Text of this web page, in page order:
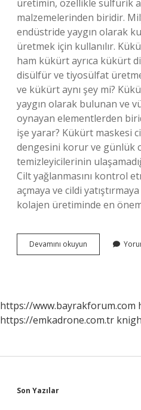
üretimin, özellikle sülfürik
malzemelerinden biridir.
endüstride yaygın olarak
üretmek için kullanılır.
ham kükürt ayrıca kükürt
disülfür ve tiyosülfat
ve kükürt aynı şey mi?
yaygın olarak bulunan ve
oynayan elementlerden
işe yarar? Kükürt maskesi
dengesini korur ve günlük
temizleyicilerinin
Cilt yağlanmasını kontrol
açmaya ve cildi
kolajen üretiminde en
Devamını okuyun
Nerelerde
https://www.bayrakforum.com
https://emkadrone.com.tr
Sidebar
Son Yazılar